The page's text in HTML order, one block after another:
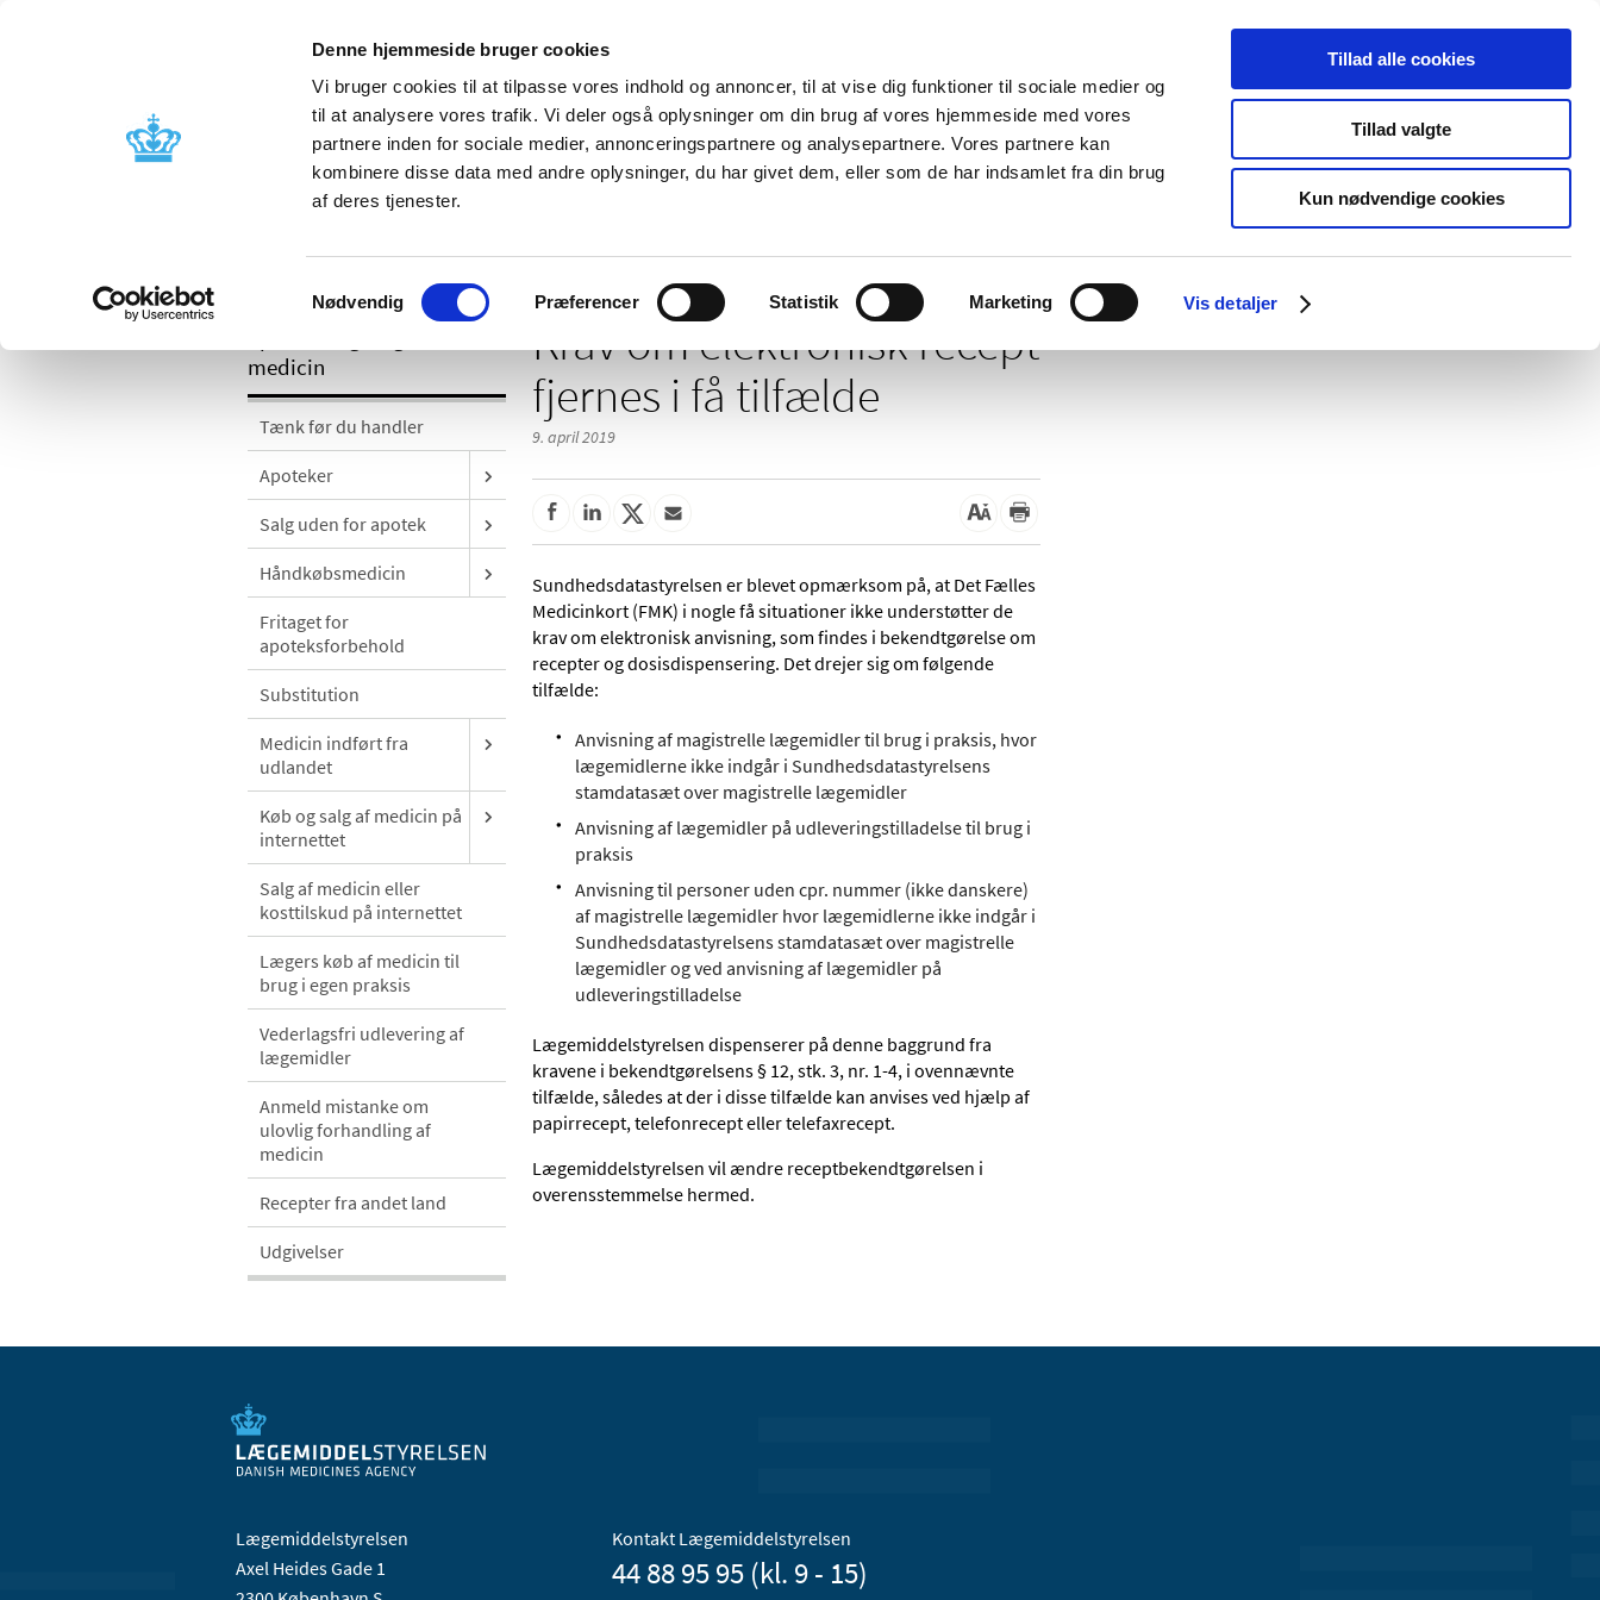
Denne hjemmeside bruger cookies
Vi bruger cookies til at tilpasse vores indhold og annoncer, til at vise dig funktioner til sociale medier og
til at analysere vores trafik. Vi deler også oplysninger om din brug af vores hjemmeside med vores
partnere inden for sociale medier, annonceringspartnere og analysepartnere. Vores partnere kan
kombinere disse data med andre oplysninger, du har givet dem, eller som de har indsamlet fra din brug
af deres tjenester.
Samtykkevalg
Nødvendig Præferencer Statistik Marketing Vis detaljer
Tillad alle cookies
Tillad valgte
Kun nødvendige cookies
Nyheder Om os Kontakt Udgivelser
Godkendelse og
Bivirkninger og
produktinformation
Tilskud og
Apoteker og salg af
Medicinsk
Særlige
produktområder
medicin
Tænk før du handler
Apoteker
Salg uden for apotek
Håndkøbsmedicin
Fritaget for
apoteksforbehold
Substitution
Medicin indført fra
udlandet
Køb og salg af medicin på
internettet
Salg af medicin eller
kosttilskud på internettet
Lægers køb af medicin til
brug i egen praksis
Vederlagsfri udlevering af
lægemidler
Anmeld mistanke om
ulovlig forhandling af
medicin
Recepter fra andet land
Udgivelser
Krav om elektronisk recept
fjernes i få tilfælde
9. april 2019
Sundhedsdatastyrelsen er blevet opmærksom på, at Det Fælles
Medicinkort (FMK) i nogle få situationer ikke understøtter de
krav om elektronisk anvisning, som findes i bekendtgørelse om
recepter og dosisdispensering. Det drejer sig om følgende
tilfælde:
Anvisning af magistrelle lægemidler til brug i praksis, hvor
lægemidlerne ikke indgår i Sundhedsdatastyrelsens
stamdatasæt over magistrelle lægemidler
Anvisning af lægemidler på udleveringstilladelse til brug i
praksis
Anvisning til personer uden cpr. nummer (ikke danskere)
af magistrelle lægemidler hvor lægemidlerne ikke indgår i
Sundhedsdatastyrelsens stamdatasæt over magistrelle
lægemidler og ved anvisning af lægemidler på
udleveringstilladelse
Lægemiddelstyrelsen dispenserer på denne baggrund fra
kravene i bekendtgørelsens § 12, stk. 3, nr. 1-4, i ovennævnte
tilfælde, således at der i disse tilfælde kan anvises ved hjælp af
papirrecept, telefonrecept eller telefaxrecept.
Lægemiddelstyrelsen vil ændre receptbekendtgørelsen i
overensstemmelse hermed.
Lægemiddelstyrelsen
Axel Heides Gade 1
Kontakt Lægemiddelstyrelsen
44 88 95 95 (kl. 9 - 15)